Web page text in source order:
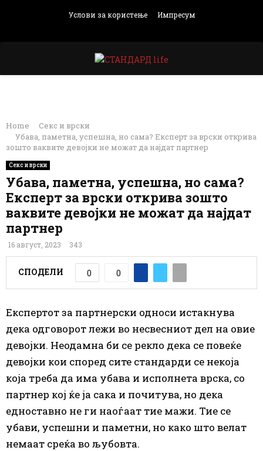
Услови за користење Импресум
PRIMARY
Home
Секс и врски
Убава, паметна, успешна, но сама? Експерт за врски открива
зошто ваквите девојки не можат да најдат партнер
Секс и врски
Убава, паметна, успешна, но сама?
Експерт за врски открива зошто
ваквите девојки не можат да најдат
партнер
16 август, 2023 343
СПОДЕЛИ 0 0
Експертот за партнерски односи истакнува
дека одговорот лежи во несвесниот дел на овие
девојки. Неодамна би се рекло дека се повеќе
девојки кои според сите стандарди се некоја
која треба да има убава и исполнета врска, со
партнер кој ќе ја сака и почитува, но дека
едноставно не ги наоѓаат тие мажи. Тие се
убави, успешни и паметни, но како што велат
немаат среќа во љубовта.